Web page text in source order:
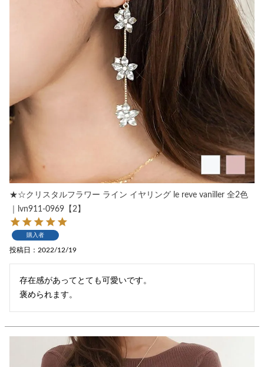
★☆クリスタルフラワー ライン イヤリング le reve vaniller 全2色
｜lvn911-0969【2】
購入者
投稿日 2022/12/19
存在感があってとても可愛いです。